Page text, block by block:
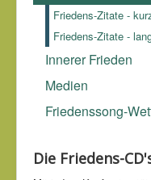
Friedens-Zitate -
Friedens-Zitate -
Innerer Frieden
Medien
Friedenssong-
Die Friedens-